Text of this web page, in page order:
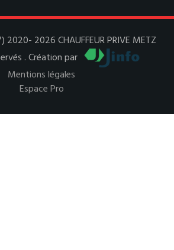
2026 CHAUFFEUR PRIVE METZ
. Création par
Mentions légales
Espace Pro